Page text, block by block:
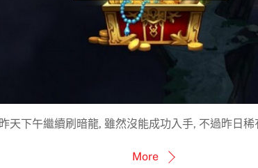
天下午繼續刷暗龍, 雖然沒能成功入手, 不過昨日
More